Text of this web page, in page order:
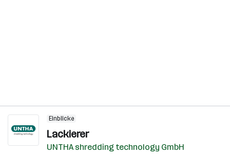
Einblicke
Lackierer
UNTHA shredding technology GmbH